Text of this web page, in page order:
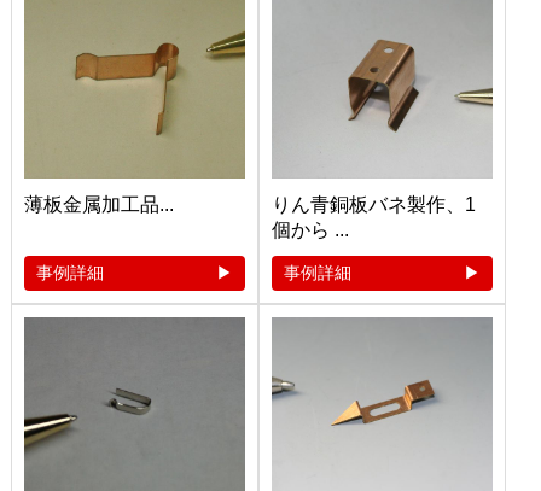
薄板金属加工品...
事例詳細
りん青銅板バネ製作、1
個から ...
事例詳細